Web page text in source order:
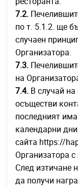
7.2.
по т. 5.1.2. ще
случаен
Организатора.
7.3.
на
7.4. В случай
осъществи
последният
календарни
сайта https://
Организатора
След изтичане
да получи